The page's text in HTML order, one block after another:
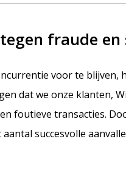
fraude en
voor te blijven,
dat we onze klanten,
foutieve transacties.
succesvolle